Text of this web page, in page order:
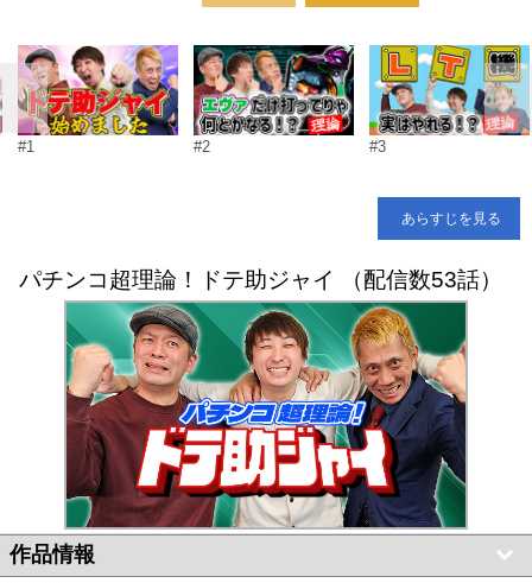
#1 #2 #3
あらすじを見る
パチンコ超理論！ドテ助ジャイ （配信数53話）
作品情報